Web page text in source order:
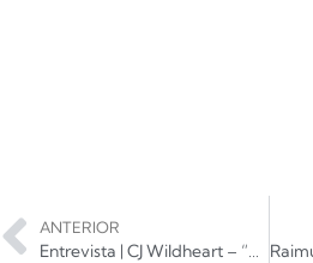
ANTERIOR
Entrevista | CJ Wildheart – “Se tocasse aí, sentiria como se parte do meu coração estivesse voltando para casa”